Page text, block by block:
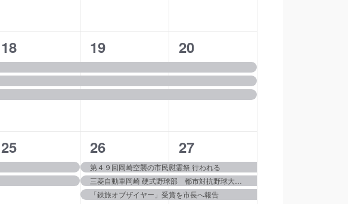
ョ
ト,
ト,
ト,
3
イ
ベ
ト,
18
3
イ
ベ
ト,
19
3
イ
ベ
ト,
20
2
イ
ベ
25
3
イ
ベ
26
第４９回岡崎空襲の市民慰霊祭 行われる
「鉄旅オブザイヤー」受賞を市長へ報告
3
イ
ベ
27